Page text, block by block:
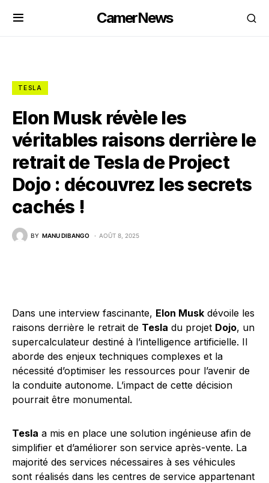
CamerNews
TESLA
Elon Musk révèle les
véritables raisons derrière le
retrait de Tesla de Project
Dojo : découvrez les secrets
cachés !
BY MANU DIBANGO AOÛT 8, 2025
Dans une interview fascinante, Elon Musk dévoile les
raisons derrière le retrait de Tesla du projet Dojo, un
supercalculateur destiné à l’intelligence artificielle. Il
aborde des enjeux techniques complexes et la
nécessité d’optimiser les ressources pour l’avenir de
la conduite autonome. L’impact de cette décision
pourrait être monumental.
Tesla a mis en place une solution ingénieuse afin de
simplifier et d’améliorer son service après-vente. La
majorité des services nécessaires à ses véhicules
sont réalisés dans les centres de service appartenant